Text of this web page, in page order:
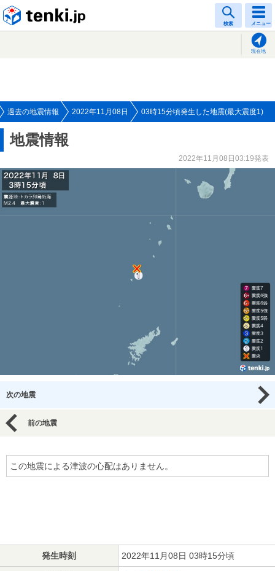
検索 メニュー
現在地
過去の地震情報 2022年11月08日 03時15分頃発生した地震(最大震度1)
地震情報
2022年11月08日03:19発表
次の地震
前の地震
この地震による津波の心配はありません。
発生時刻 2022年11月08日 03時15分頃